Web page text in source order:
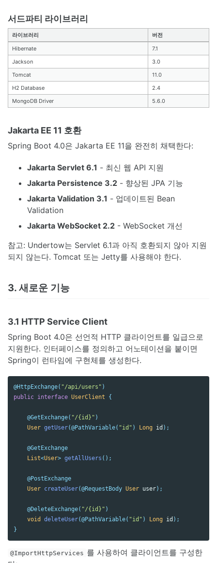
서드파티 라이브러리
라이브러리
버전
Hibernate
7.1
Jackson
3.0
Tomcat
11.0
H2 Database
2.4
MongoDB Driver
5.6.0
Jakarta EE 11 호환
Spring Boot 4.0은 Jakarta EE 11을 완전히 채택한다:
Jakarta Servlet 6.1 - 최신 웹 API 지원
Jakarta Persistence 3.2 - 향상된 JPA 기능
Jakarta Validation 3.1 - 업데이트된 Bean
Validation
Jakarta WebSocket 2.2 - WebSocket 개선
참고: Undertow는 Servlet 6.1과 아직 호환되지 않아 지원
되지 않는다. Tomcat 또는 Jetty를 사용해야 한다.
3. 새로운 기능
3.1 HTTP Service Client
Spring Boot 4.0은 선언적 HTTP 클라이언트를 일급으로
지원한다. 인터페이스를 정의하고 어노테이션을 붙이면
Spring이 런타임에 구현체를 생성한다.
@HttpExchange( "/api/users" )
public interface UserClient {
@GetExchange( "/{id}" )
User getUser(@PathVariable( "id" ) Long id );
@GetExchange
List<User> getAllUsers ();
@PostExchange
User createUser(@RequestBody User user);
@DeleteExchange( "/{id}" )
void
deleteUser(@PathVariable( "id" ) Long id );
}
@ImportHttpServices 를 사용하여 클라이언트를 구성한